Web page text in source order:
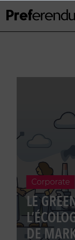
Corporate
LE
DE